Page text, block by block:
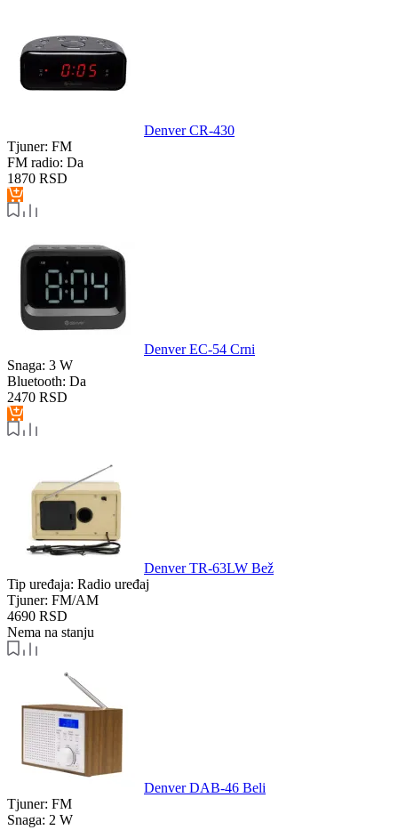
Denver CR-430
Tjuner: FM
FM radio: Da
1870 RSD
Denver EC-54 Crni
Snaga: 3 W
Bluetooth: Da
2470 RSD
Denver TR-63LW Bež
Tip uređaja: Radio uređaj
Tjuner: FM/AM
4690 RSD
Nema na stanju
Denver DAB-46 Beli
Tjuner: FM
Snaga: 2 W